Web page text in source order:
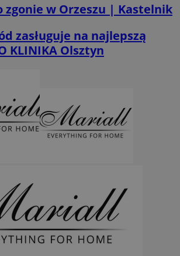
zgonie w Orzeszu | Kastelnik
zasługuje na najlepszą
KLINIKA Olsztyn